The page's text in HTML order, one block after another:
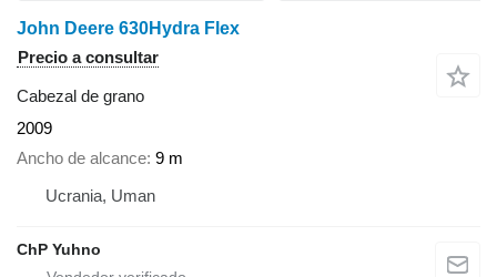
John Deere 630Hydra Flex
Precio a consultar
Cabezal de grano
2009
Ancho de alcance 9 m
Ucrania, Uman
ChP Yuhno